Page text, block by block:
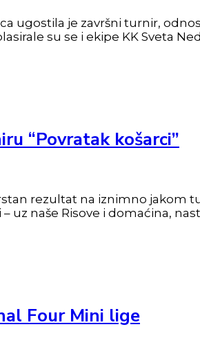
ugostila je završni turnir,
su se i ekipe KK Sveta
“Povratak košarci”
rezultat na iznimno jakom
naše Risove i domaćina,
Four Mini lige